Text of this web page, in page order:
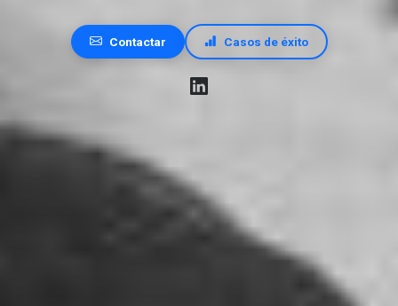
Contactar Casos de éxito